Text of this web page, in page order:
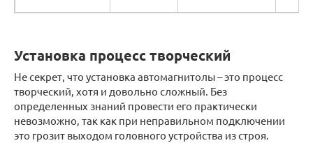
Установка процесс творческий
Не секрет, что установка автомагнитолы – это процесс
творческий, хотя и довольно сложный. Без
определенных знаний провести его практически
невозможно, так как при неправильном подключении
это грозит выходом головного устройства из строя.